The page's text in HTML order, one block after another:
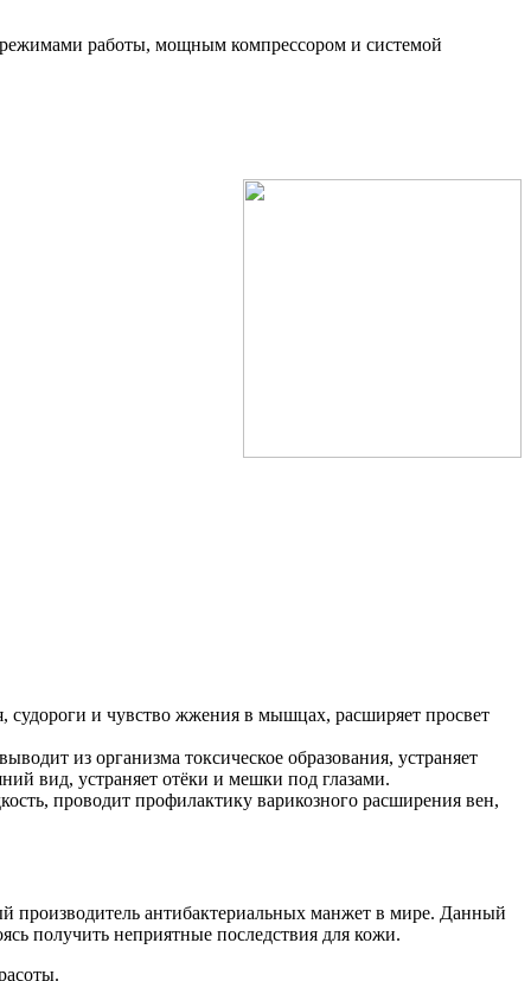
работы, мощным компрессором и системой
и чувство жжения в мышцах, расширяет просвет
из организма токсическое образования, устраняет
вид, устраняет отёки и мешки под глазами.
проводит профилактику варикозного расширения вен,
производитель антибактериальных манжет в мире. Данный
получить неприятные последствия для кожи.